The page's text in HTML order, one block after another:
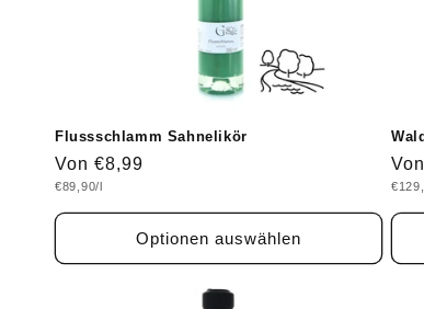
:
Flussschlamm Sahnelikör
Normaler
Preis
Von €8,99
Grundpreis
€89,90/l
Optionen auswählen